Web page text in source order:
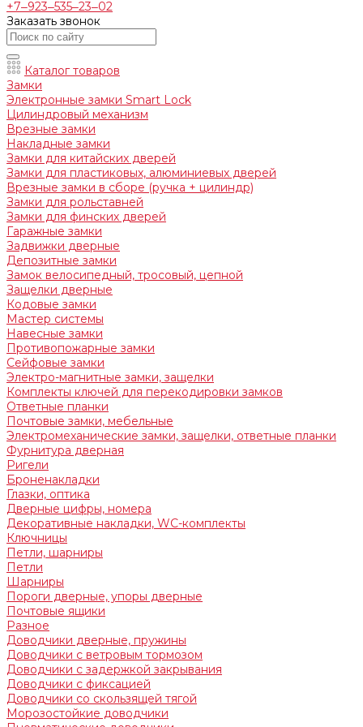
+7‒923‒535‒23‒02
Заказать звонок
Каталог товаров
Замки
Электронные замки Smart Lock
Цилиндровый механизм
Врезные замки
Накладные замки
Замки для китайских дверей
Замки для пластиковых, алюминиевых дверей
Врезные замки в сборе (ручка + цилиндр)
Замки для рольставней
Замки для финских дверей
Гаражные замки
Задвижки дверные
Депозитные замки
Замок велосипедный, тросовый, цепной
Защелки дверные
Кодовые замки
Мастер системы
Навесные замки
Противопожарные замки
Сейфовые замки
Электро-магнитные замки, защелки
Комплекты ключей для перекодировки замков
Ответные планки
Почтовые замки, мебельные
Электромеханические замки, защелки, ответные планки
Фурнитура дверная
Ригели
Броненакладки
Глазки, оптика
Дверные цифры, номера
Декоративные накладки, WC-комплекты
Ключницы
Петли, шарниры
Петли
Шарниры
Пороги дверные, упоры дверные
Почтовые ящики
Разное
Доводчики дверные, пружины
Доводчики с ветровым тормозом
Доводчики с задержкой закрывания
Доводчики с фиксацией
Доводчики со скользящей тягой
Морозостойкие доводчики